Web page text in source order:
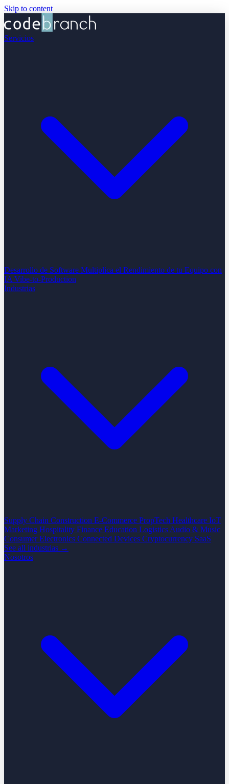
Skip to content
Servicios
Desarrollo de Software Multiplica el Rendimiento de tu Equipo con
IA Vibe-to-Production
Industrias
Supply Chain Construction E-Commerce PropTech Healthcare IoT
Marketing Hospitality Finance Education Logistics Audio & Music
Consumer Electronics Connected Devices Cryptocurrency SaaS
See all industrias →
Nosotros